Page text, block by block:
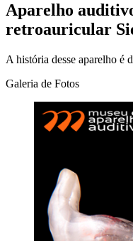
Aparelho
retroauricular
A história desse aparelho é
Galeria de Fotos